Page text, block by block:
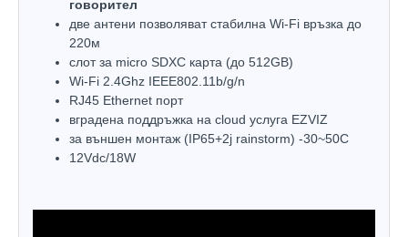
говорител
две антени позволяват стабилна Wi-Fi връзка до
220м
слот за micro SDXC карта (до 512GB)
Wi-Fi 2.4Ghz IEEE802.11b/g/n
RJ45 Ethernet порт
вградена поддръжка на cloud услуга EZVIZ
за външен монтаж (IP65+2j rainstorm) -30~50C
12Vdc/18W